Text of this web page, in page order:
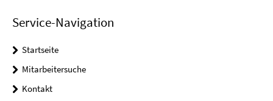
Service-Navigation
Startseite
Mitarbeitersuche
Kontakt